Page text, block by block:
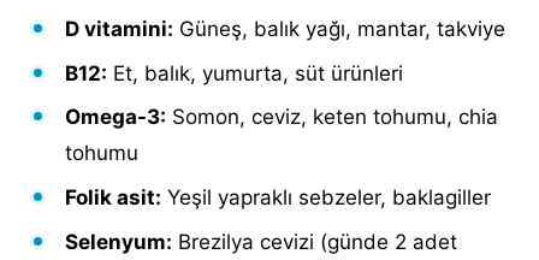
D vitamini: Güneş, balık yağı, mantar, takviye
B12: Et, balık, yumurta, süt ürünleri
Omega-3: Somon, ceviz, keten tohumu, chia
tohumu
Folik asit: Yeşil yapraklı sebzeler, baklagiller
Selenyum: Brezilya cevizi (günde 2 adet